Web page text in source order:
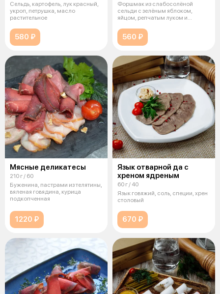
Сельдь, картофель, лук красный,
укроп, петрушка, масло
растительное
580 ₽
Форшмак из слабосолёной
сельди с зелёным яблоком,
яйцом, репчатым луком и
560 ₽
Мясные деликатесы
210 г / 60
Буженина, пастрами из телятины,
вяленая говядина, курица
подкопченная
1220 ₽
Язык отварной да с
хреном ядреным
60 г / 40
Язык говяжий, соль, специи, хрен
столовый
670 ₽